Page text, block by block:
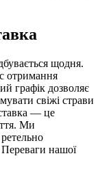
щодня.
отримання
графік дозволяє
свіжі страви
— це
Ми
нашої